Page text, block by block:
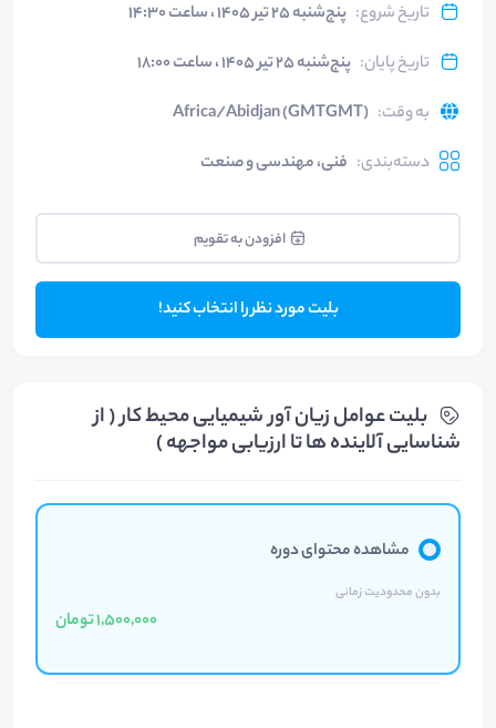
تاریخ شروع: پنج‌شنبه ۲۵ تیر ۱۴۰۵ ، ساعت ۱۴:۳۰
تاریخ پایان: پنج‌شنبه ۲۵ تیر ۱۴۰۵ ، ساعت ۱۸:۰۰
به وقت:
Africa/Abidjan (GMTGMT)
دسته‌بندی: فنی، مهندسی و صنعت
افزودن به تقویم
بلیت مورد نظر را انتخاب کنید!
بلیت‌ عوامل زیان آور شیمیایی محیط کار ( از
شناسایی آلاینده ها تا ارزیابی مواجهه )
مشاهده محتوای دوره
بدون محدودیت زمانی
1,500,000 تومان